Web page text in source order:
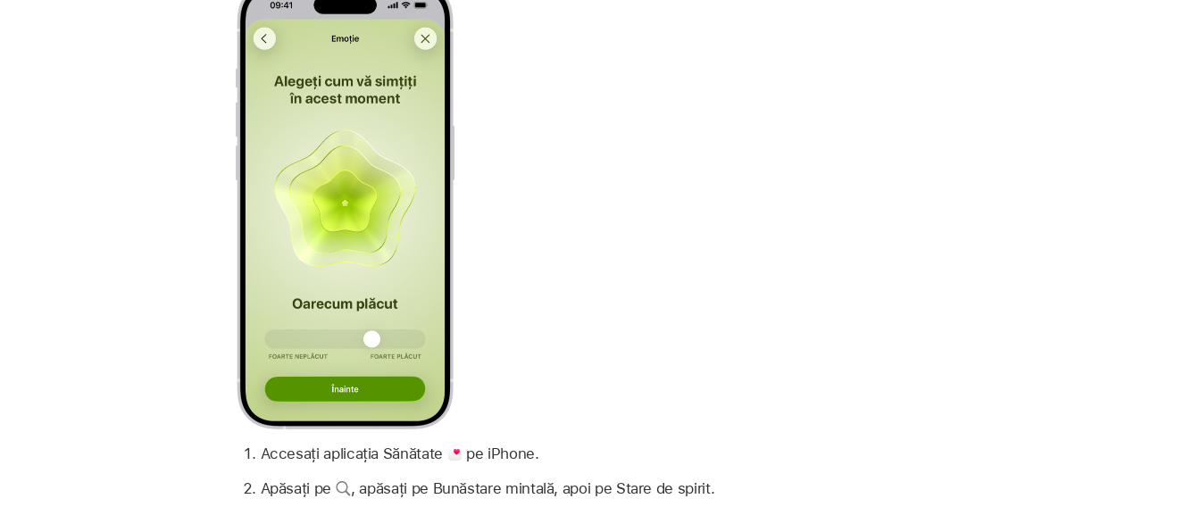
Accesați aplicația Sănătate
pe iPhone.
Apăsați pe
,apăsați pe Bunăstare mintală, apoi pe Stare de spirit.